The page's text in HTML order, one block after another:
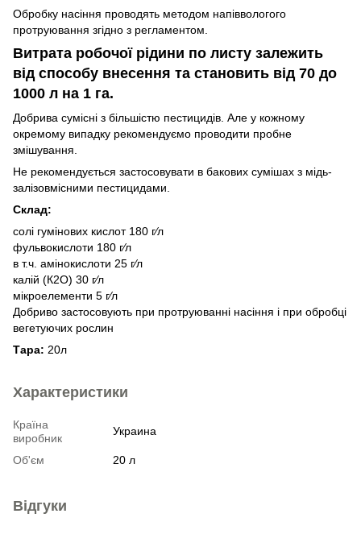
Обробку насіння проводять методом напіввологого
протруювання згідно з регламентом.
Витрата робочої рідини по листу залежить
від способу внесення та становить від 70 до
1000 л на 1 га.
Добрива сумісні з більшістю пестицидів. Але у кожному
окремому випадку рекомендуємо проводити пробне
змішування.
Не рекомендується застосовувати в бакових сумішах з мідь-
залізовмісними пестицидами.
Склад:
солі гумінових кислот 180 г⁄л
фульвокислоти 180 г⁄л
в т.ч. амінокислоти 25 г⁄л
калій (К2О) 30 г⁄л
мікроелементи 5 г⁄л
Добриво застосовують при протруюванні насіння і при обробці
вегетуючих рослин
Тара: 20л
Характеристики
Країна
виробник
Украина
Об'єм 20 л
Відгуки